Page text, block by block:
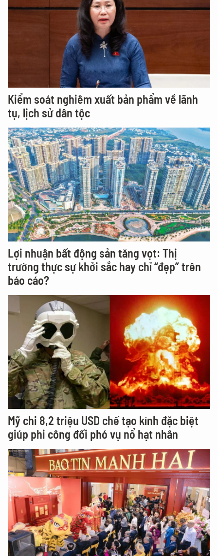
Kiểm soát nghiêm xuất bản phẩm về lãnh
tụ, lịch sử dân tộc
Lợi nhuận bất động sản tăng vọt: Thị
trường thực sự khởi sắc hay chỉ “đẹp” trên
báo cáo?
Mỹ chi 8,2 triệu USD chế tạo kính đặc biệt
giúp phi công đối phó vụ nổ hạt nhân